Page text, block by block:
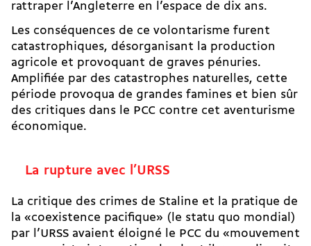
rattraper l’Angleterre en l’espace de dix ans.
Les conséquences de ce volontarisme furent
catastrophiques, désorganisant la production
agricole et provoquant de graves pénuries.
Amplifiée par des catastrophes naturelles, cette
période provoqua de grandes famines et bien sûr
des critiques dans le PCC contre cet aventurisme
économique.
La rupture avec l’URSS
La critique des crimes de Staline et la pratique de
la «coexistence pacifique» (le statu quo mondial)
par l’URSS avaient éloigné le PCC du «mouvement